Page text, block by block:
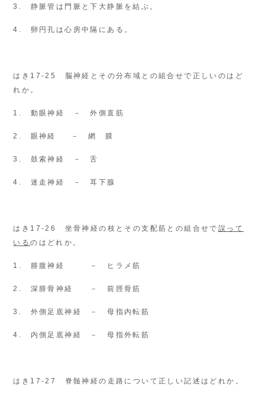
3. 静脈管は門脈と下大静脈を結ぶ。
4. 卵円孔は心房中隔にある。
はき17-25 脳神経とその分布域との組合せで正しいのはど
れか。
1. 動眼神経 － 外側直筋
2. 眼神経 － 網 膜
3. 鼓索神経 － 舌
4. 迷走神経 － 耳下腺
はき17-26 坐骨神経の枝とその支配筋との組合せで 誤って
いるのはどれか。
1. 腓腹神経 － ヒラメ筋
2. 深腓骨神経 － 前脛骨筋
3. 外側足底神経 － 母指内転筋
4. 内側足底神経 － 母指外転筋
はき17-27 脊髄神経の走路について正しい記述はどれか。